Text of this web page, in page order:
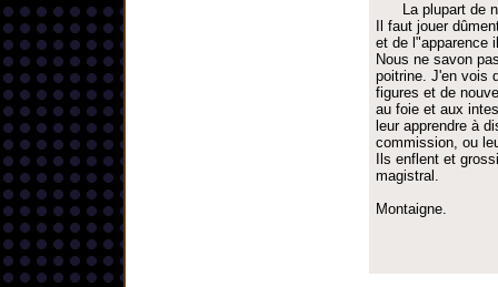
La plupart de
Il faut jouer
et de l"apparence
Nous ne savon
poitrine. J'en vois
figures et de
au foie et aux
leur apprendre à
commission, ou
Ils enflent et
magistral.
Montaigne.